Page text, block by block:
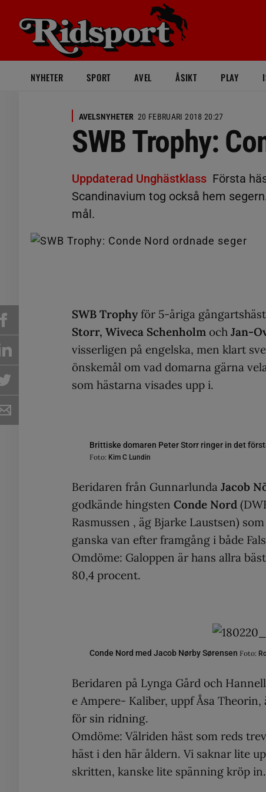
NYHETER SPORT AVEL ÅSIKT PLAY
AVELSNYHETER 20 FEBRUARI 2018 20:27
SWB Trophy:
Uppdaterad Unghästklass Första
Scandinavium tog också hem
mål.
SWB Trophy för 5-åriga
Storr, Wiveca Schenholm och Jan-
visserligen på engelska, men klart
önskemål om vad domarna gärna
som hästarna visades upp i.
Brittiske domaren Peter Storr ringer in det
Foto: Kim C Lundin
Beridaren från Gunnarlunda Jacob
godkände hingsten Conde Nord
Rasmussen , äg Bjarke Laustsen)
ganska van efter framgång i både
Omdöme: Galoppen är hans allra
80,4 procent.
Conde Nord med Jacob Nørby Sørensen Foto:
Beridaren på Lynga Gård och
e Ampere- Kaliber, uppf Åsa
för sin ridning.
Omdöme: Välriden häst som reds
häst i den här åldern. Vi saknar lite
skritten, kanske lite spänning kröp in.